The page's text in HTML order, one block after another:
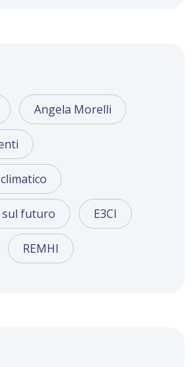
Angela Morelli
sul futuro E3CI
REMHI